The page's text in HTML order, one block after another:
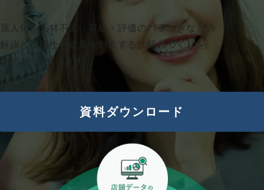
属人化、人材不足、育成・評価のバラつきなどの
解決と現場から成果を創出する仕組みづくりを
ABILIが支援します
資料ダウンロード